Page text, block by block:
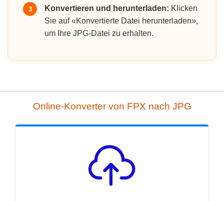
3 Konvertieren und herunterladen: Klicken
Sie auf «Konvertierte Datei herunterladen»,
um Ihre JPG-Datei zu erhalten.
Online-Konverter von FPX nach JPG